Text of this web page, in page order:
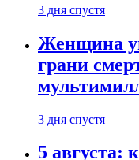
3 дня спустя
Женщина
грани
3 дня спустя
5 августа: